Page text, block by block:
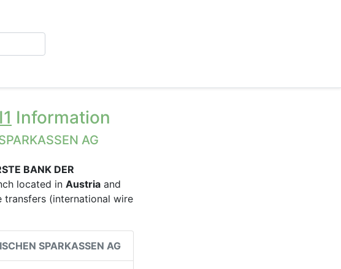
Information
AG
BANK DER
located in Austria and
transfers (international wire
SPARKASSEN AG